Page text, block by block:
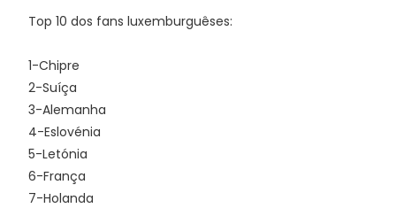
Top 10 dos fans luxemburguêses:
1-Chipre
2-Suíça
3-Alemanha
4-Eslovénia
5-Letónia
6-França
7-Holanda